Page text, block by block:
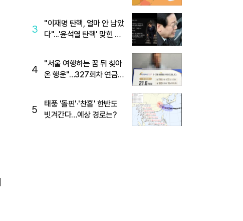
3
"이재명 탄핵, 얼마 안 남았
다"...'윤석열 탄핵' 맞힌 무
4
"서울 여행하는 꿈 뒤 찾아
온 행운"…327회차 연금
5
태풍 '돌핀'·'찬홈' 한반도
빗겨간다…예상 경로는?